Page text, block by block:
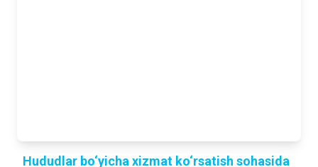
Hududlar bo‘yicha xizmat ko‘rsatish sohasida